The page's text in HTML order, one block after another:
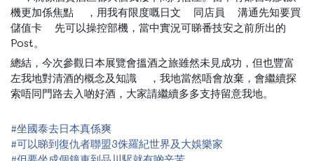
機更加係焦點
，用我有限度嘅日文 同店員 🧑🏻
溝通先知要買
儲值卡
先可以操控部機，當中實況可睇番技安之前所出的
Post。
總結，今次參觀日本展覽會搵酒之旅雖然未見成功，但也豐富
左我地對清酒的概念及知識
，我地當然唔會放棄，會繼續探
索唔同門路去入啲好酒，大家請繼續多多支持留意我地。
#坐國泰去日本真係爽
#可以睇到復仇者聯盟3侏羅紀世界及大娛樂家